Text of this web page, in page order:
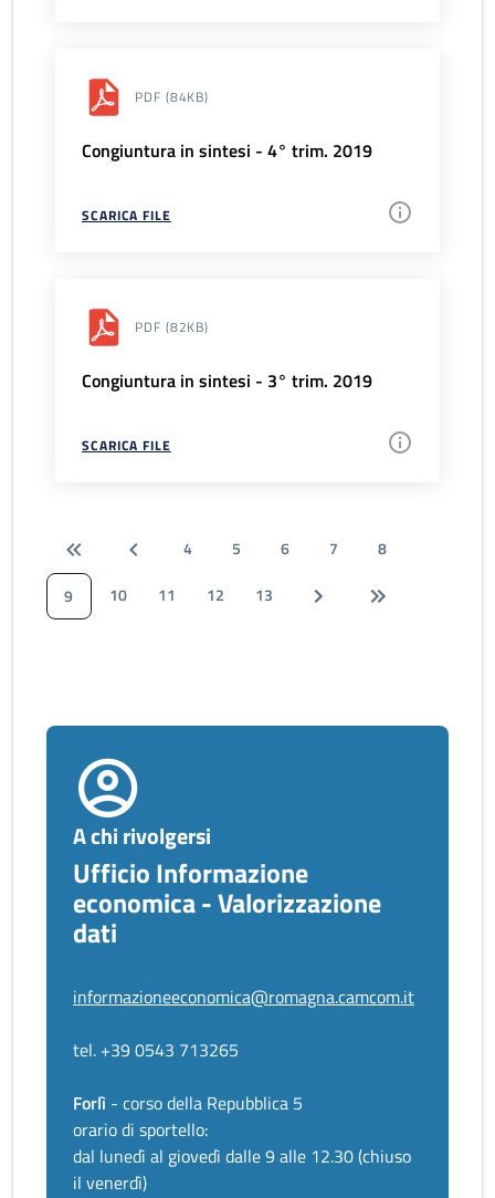
PDF (84KB)
Congiuntura in sintesi - 4° trim. 2019
SCARICA FILE
PDF (82KB)
Congiuntura in sintesi - 3° trim. 2019
SCARICA FILE
4 5 6 7
8
9
10 11 12 13
A chi rivolgersi
Ufficio Informazione
economica - Valorizzazione
dati
informazioneeconomica@romagna.camcom.it
tel. +39 0543 713265
Forlì - corso della Repubblica 5
orario di sportello:
dal lunedì al giovedì dalle 9 alle 12.30 (chiuso
il venerdì)